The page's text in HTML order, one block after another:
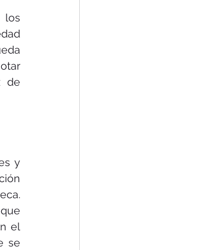
los
de
y
el
se